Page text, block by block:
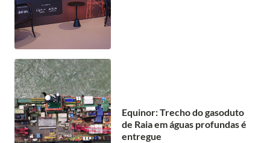
Equinor: Trecho do gasoduto
de Raia em águas profundas é
entregue